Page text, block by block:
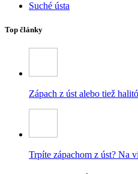
Suché ústa
Top články
Zápach z úst alebo tiež
Trpíte zápachom z úst? Na